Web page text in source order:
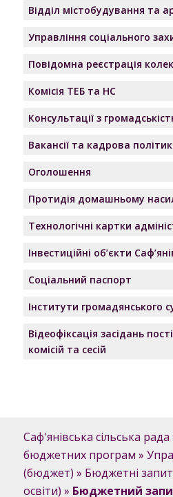
Відділ містобудування та
Управління соціального
Повідомна реєстрація
Комісія ТЕБ та НС
Консультації з
Вакансії та кадрова
Оголошення
Протидія домашньому
Технологічні картки
Інвестиційні об’єкти
Соціальний паспорт
Інститути громадянського
Відеофіксація засідань
комісій та сесій
Саф'янівська сільська рада
бюджетних програм »
(бюджет) » Бюджетні
освіти) » Бюджетний